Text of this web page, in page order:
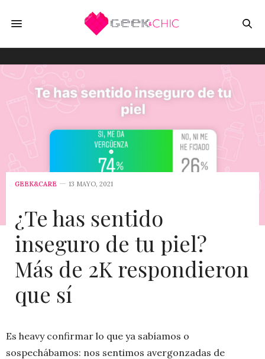
GEEK&CARE 13 MAYO, 2021
¿Te has sentido
inseguro de tu piel?
Más de 2K respondieron
que sí
Es heavy confirmar lo que ya sabíamos o
sospechábamos: nos sentimos avergonzadas de